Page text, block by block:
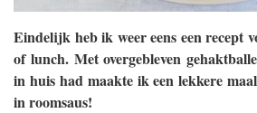
Eindelijk heb ik weer eens een recept
of lunch. Met overgebleven
in huis had maakte ik een lekkere
in roomsaus!